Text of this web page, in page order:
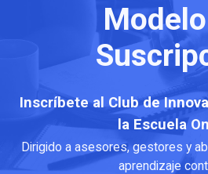
Inscríbete al Club de
la Escuela
Dirigido a asesores, gestores y
aprendizaje